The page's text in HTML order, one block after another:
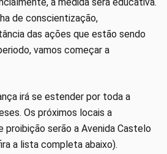
de conscientização,
das ações que estão sendo
vamos começar a
irá se estender por toda a
Os próximos locais a
proibição serão a Avenida Castelo
a lista completa abaixo).